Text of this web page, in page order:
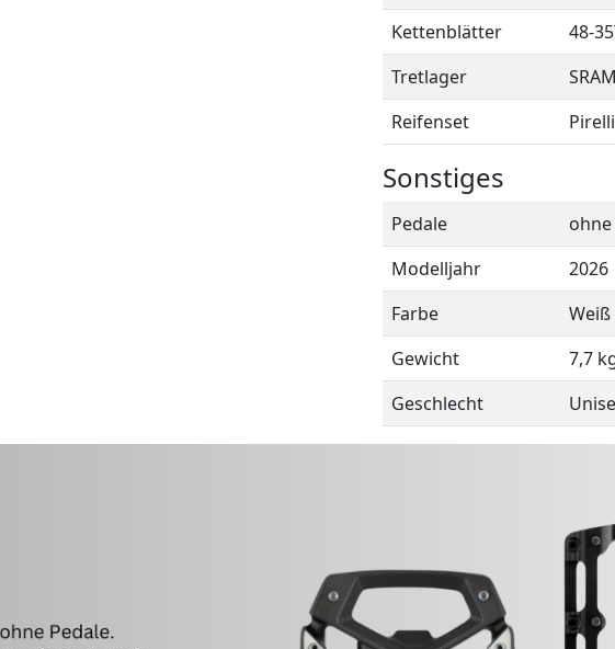
Kettenblätter
48-
Tretlager
Reifenset
Sonstiges
Pedale
ohne
Modelljahr
2026
Farbe
Weiß
Gewicht
7,7
Geschlecht